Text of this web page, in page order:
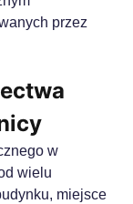
przez
w
wielu
miejsce